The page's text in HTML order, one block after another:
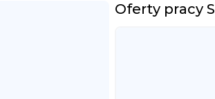
Oferty pracy